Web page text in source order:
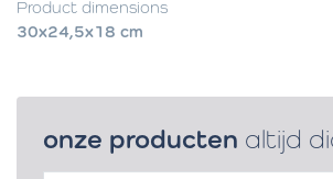
Product dimensions
30x24,5x18 cm
onze producten altijd